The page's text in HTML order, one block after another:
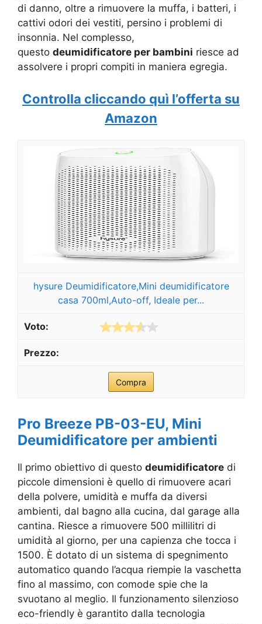
di danno, oltre a rimuovere la muffa, i batteri, i
cattivi odori dei vestiti, persino i problemi di
insonnia. Nel complesso,
questo deumidificatore per bambini riesce ad
assolvere i propri compiti in maniera egregia.
Controlla cliccando quì l’offerta su
Amazon
hysure Deumidificatore,Mini deumidificatore
casa 700ml,Auto-off, Ideale per...
Compra
Pro Breeze PB-03-EU, Mini
Deumidificatore per ambienti
Il primo obiettivo di questo deumidificatore di
piccole dimensioni è quello di rimuovere acari
della polvere, umidità e muffa da diversi
ambienti, dal bagno alla cucina, dal garage alla
cantina. Riesce a rimuovere 500 millilitri di
umidità al giorno, per una capienza che tocca i
1500. È dotato di un sistema di spegnimento
automatico quando l’acqua riempie la vaschetta
fino al massimo, con comode spie che la
svuotano al meglio. Il funzionamento silenzioso
eco-friendly è garantito dalla tecnologia